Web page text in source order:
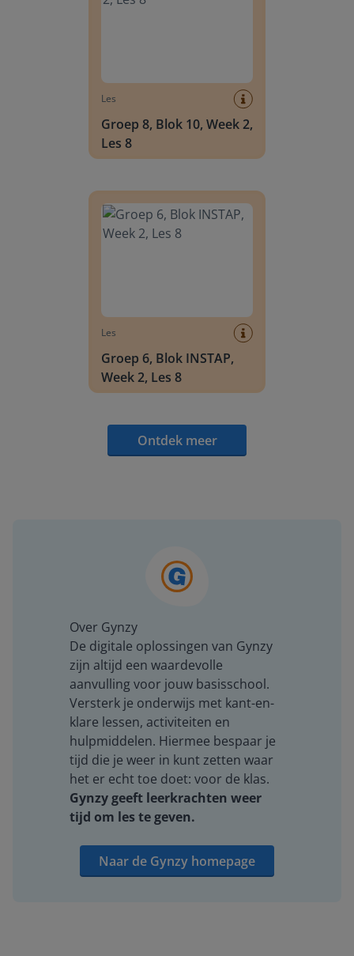
Les
Groep 8, Blok 10, Week 2,
Les 8
Les
Groep 6, Blok INSTAP,
Week 2, Les 8
Ontdek meer
Over Gynzy
De digitale oplossingen van Gynzy
zijn altijd een waardevolle
aanvulling voor jouw basisschool.
Versterk je onderwijs met kant-en-
klare lessen, activiteiten en
hulpmiddelen. Hiermee bespaar je
tijd die je weer in kunt zetten waar
het er echt toe doet: voor de klas.
Gynzy geeft leerkrachten weer
tijd om les te geven.
Naar de Gynzy homepage